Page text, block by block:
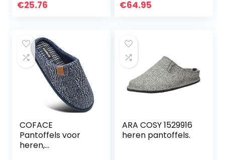
€25.76 €64.95
COFACE
Pantoffels voor
heren,
ARA COSY 1529916
heren pantoffels.